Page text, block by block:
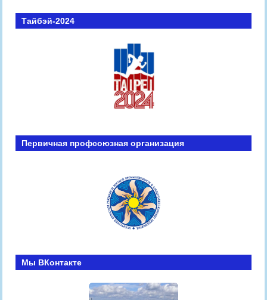
Тайбэй-2024
Первичная профсоюзная организация
Мы ВКонтакте